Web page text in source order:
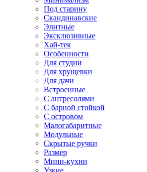
Под старину
Скандинавские
Элитные
Эксклюзивные
Хай-тек
Особенности
Для студии
Для хрущевки
Для дачи
Встроенные
С антресолями
С барной стойкой
С островом
Малогабаритные
Модульные
Скрытые ручки
Размер
Мини-кухни
Узкие